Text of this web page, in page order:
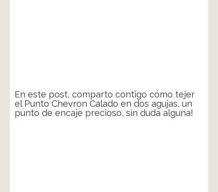
En este post, comparto contigo cómo tejer
el Punto Chevron Calado en dos agujas, un
punto de encaje precioso, sin duda alguna!